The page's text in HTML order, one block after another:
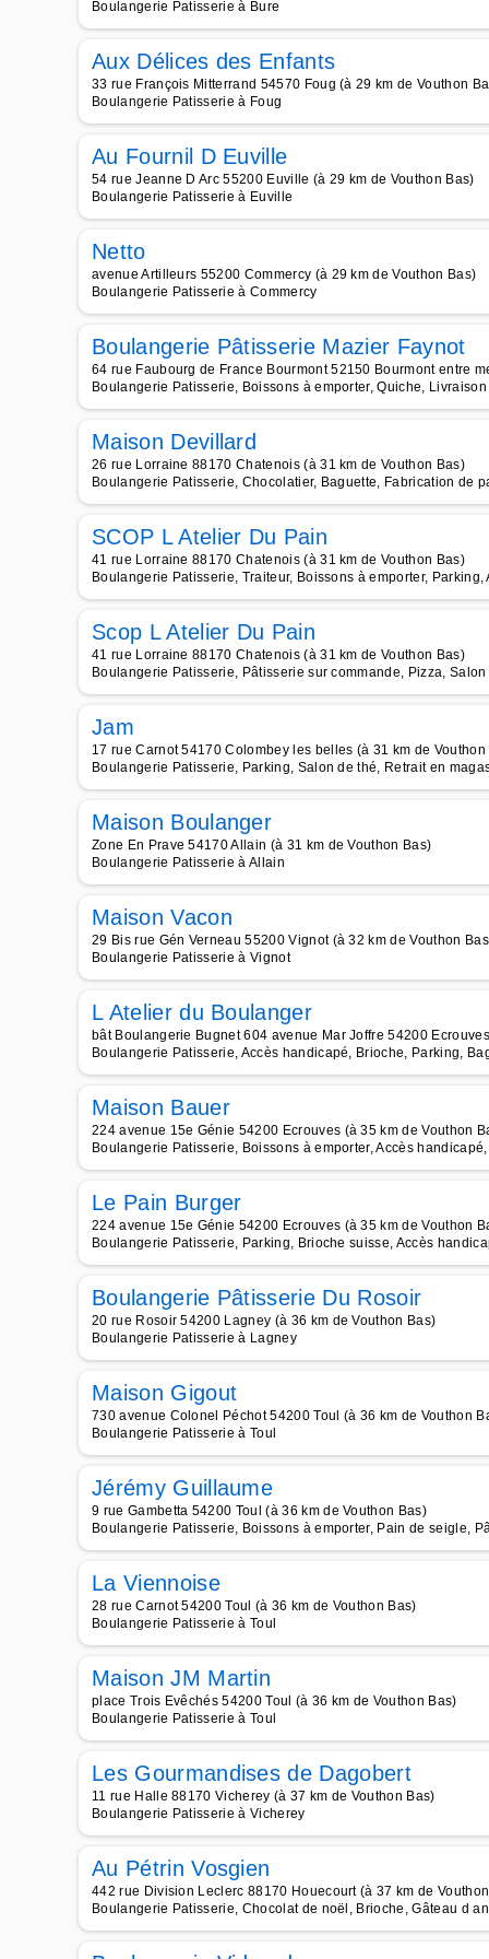
Boulangerie Patisserie à Bure
Aux Délices des Enfants
33 rue François Mitterrand 54570 Foug (à 29 km de Vouthon
Boulangerie Patisserie à Foug
Au Fournil D Euville
54 rue Jeanne D Arc 55200 Euville (à 29 km de Vouthon Bas)
Boulangerie Patisserie à Euville
Netto
avenue Artilleurs 55200 Commercy (à 29 km de Vouthon Bas)
Boulangerie Patisserie à Commercy
Boulangerie Pâtisserie Mazier Faynot
64 rue Faubourg de France Bourmont 52150 Bourmont entre
Boulangerie Patisserie, Boissons à emporter, Quiche,
Maison Devillard
26 rue Lorraine 88170 Chatenois (à 31 km de Vouthon Bas)
Boulangerie Patisserie, Chocolatier, Baguette, Fabrication de
SCOP L Atelier Du Pain
41 rue Lorraine 88170 Chatenois (à 31 km de Vouthon Bas)
Boulangerie Patisserie, Traiteur, Boissons à emporter,
Scop L Atelier Du Pain
41 rue Lorraine 88170 Chatenois (à 31 km de Vouthon Bas)
Boulangerie Patisserie, Pâtisserie sur commande, Pizza,
Jam
17 rue Carnot 54170 Colombey les belles (à 31 km de Vouthon
Boulangerie Patisserie, Parking, Salon de thé, Retrait en
Maison Boulanger
Zone En Prave 54170 Allain (à 31 km de Vouthon Bas)
Boulangerie Patisserie à Allain
Maison Vacon
29 Bis rue Gén Verneau 55200 Vignot (à 32 km de Vouthon
Boulangerie Patisserie à Vignot
L Atelier du Boulanger
bât Boulangerie Bugnet 604 avenue Mar Joffre 54200
Boulangerie Patisserie, Accès handicapé, Brioche, Parking,
Maison Bauer
224 avenue 15e Génie 54200 Ecrouves (à 35 km de Vouthon
Boulangerie Patisserie, Boissons à emporter, Accès
Le Pain Burger
224 avenue 15e Génie 54200 Ecrouves (à 35 km de Vouthon
Boulangerie Patisserie, Parking, Brioche suisse, Accès
Boulangerie Pâtisserie Du Rosoir
20 rue Rosoir 54200 Lagney (à 36 km de Vouthon Bas)
Boulangerie Patisserie à Lagney
Maison Gigout
730 avenue Colonel Péchot 54200 Toul (à 36 km de Vouthon
Boulangerie Patisserie à Toul
Jérémy Guillaume
9 rue Gambetta 54200 Toul (à 36 km de Vouthon Bas)
Boulangerie Patisserie, Boissons à emporter, Pain de seigle,
La Viennoise
28 rue Carnot 54200 Toul (à 36 km de Vouthon Bas)
Boulangerie Patisserie à Toul
Maison JM Martin
place Trois Evêchés 54200 Toul (à 36 km de Vouthon Bas)
Boulangerie Patisserie à Toul
Les Gourmandises de Dagobert
11 rue Halle 88170 Vicherey (à 37 km de Vouthon Bas)
Boulangerie Patisserie à Vicherey
Au Pétrin Vosgien
442 rue Division Leclerc 88170 Houecourt (à 37 km de
Boulangerie Patisserie, Chocolat de noël, Brioche, Gâteau d